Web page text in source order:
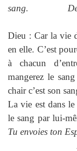
sang.
Dieu : Car la vie
en elle. C’est
à chacun
mangerez le
chair c’est son
La vie est dans le
le sang par lui-
Tu envoies ton